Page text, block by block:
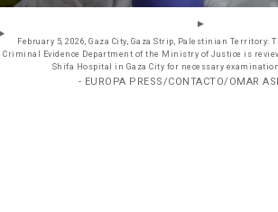
February 5, 2026, Gaza City, Gaza Strip, Palestinian Territory:
Criminal Evidence Department of the Ministry of Justice is
Shifa Hospital in Gaza City for necessary
- EUROPA PRESS/CONTACTO/OMAR